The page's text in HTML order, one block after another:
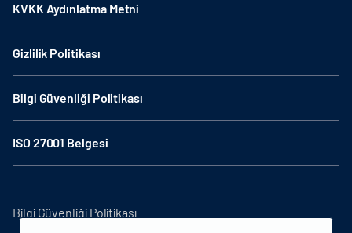
KVKK Aydınlatma Metni
Gizlilik Politikası
Bilgi Güvenliği Politikası
ISO 27001 Belgesi
Bilgi Güvenliği Politikası